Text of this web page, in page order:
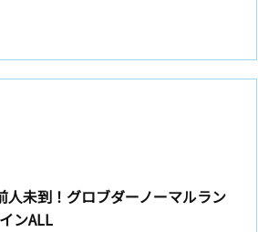
人未到！グロブダーノーマルラン
ンALL